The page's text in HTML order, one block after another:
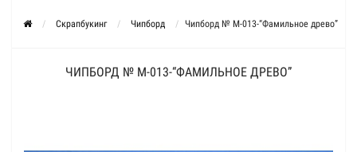
Скрапбукинг Чипборд Чипборд № М-013-“Фамильное древо”
ЧИПБОРД № М-013-“ФАМИЛЬНОЕ ДРЕВО”